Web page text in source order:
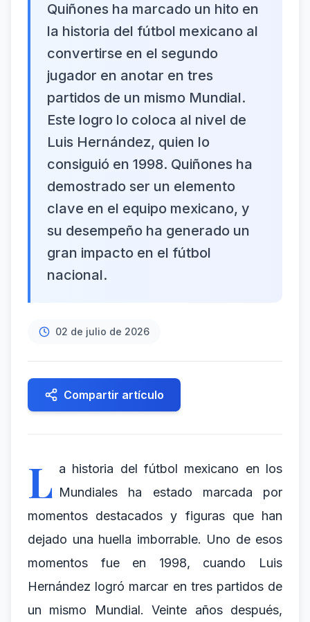
Quiñones ha marcado un hito en
la historia del fútbol mexicano al
convertirse en el segundo
jugador en anotar en tres
partidos de un mismo Mundial.
Este logro lo coloca al nivel de
Luis Hernández, quien lo
consiguió en 1998. Quiñones ha
demostrado ser un elemento
clave en el equipo mexicano, y
su desempeño ha generado un
gran impacto en el fútbol
nacional.
02 de julio de 2026
Compartir artículo
L a historia del fútbol mexicano en los
Mundiales ha estado marcada por
momentos destacados y figuras que han
dejado una huella imborrable. Uno de esos
momentos fue en 1998, cuando Luis
Hernández logró marcar en tres partidos de
un mismo Mundial. Veinte años después,